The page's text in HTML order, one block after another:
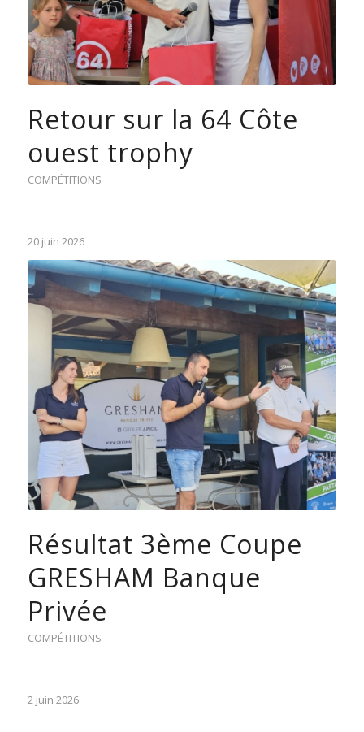
Retour sur la 64 Côte
ouest trophy
COMPÉTITIONS
20 juin 2026
Résultat 3ème Coupe
GRESHAM Banque
Privée
COMPÉTITIONS
2 juin 2026